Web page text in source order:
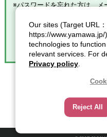
第2条（総則）
本規約の適用範囲
本規約は、本サービスの
す。
本規約の改定
当社グループは、会員に
諾なしに、本規約を変更
ものとみなします。また
項に定める方法その他当
り、当社グループが定め
※パスワードを忘れた方は、メ
クリック
Our sites (Target URL
https://
technologies to
relevant services. For
Privacy policy
Reject All